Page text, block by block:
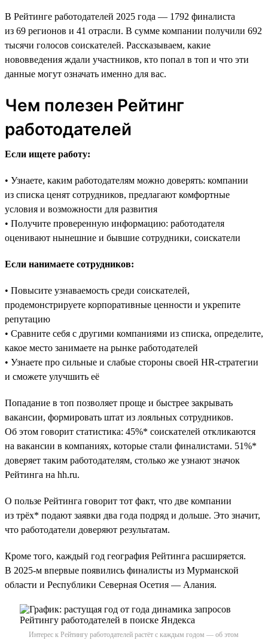
В Рейтинге работодателей 2025 года — 1792 финалиста
из 69 регионов и 41 отрасли. В сумме компании получили 692
тысячи голосов соискателей. Рассказываем, какие
нововведения ждали участников, кто попал в топ и что эти
данные могут означать именно для вас.
Чем полезен Рейтинг
работодателей
Если ищете работу:
• Узнаете, каким работодателям можно доверять: компании
из списка ценят сотрудников, предлагают комфортные
условия и возможности для развития
• Получите проверенную информацию: работодателя
оценивают нынешние и бывшие сотрудники, соискатели
Если нанимаете сотрудников:
• Повысите узнаваемость среди соискателей,
продемонстрируете корпоративные ценности и укрепите
репутацию
• Сравните себя с другими компаниями из списка, определите,
какое место занимаете на рынке работодателей
• Узнаете про сильные и слабые стороны своей HR-стратегии
и сможете улучшить её
Попадание в топ позволяет проще и быстрее закрывать
вакансии, формировать штат из лояльных сотрудников.
Об этом говорит статистика: 45%* соискателей откликаются
на вакансии в компаниях, которые стали финалистами. 51%*
доверяет таким работодателям, столько же узнают значок
Рейтинга на hh.ru.
О пользе Рейтинга говорит тот факт, что две компании
из трёх* подают заявки два года подряд и дольше. Это значит,
что работодатели доверяют результатам.
Кроме того, каждый год география Рейтинга расширяется.
В 2025-м впервые появились финалисты из Мурманской
области и Республики Северная Осетия — Алания.
Интерес к Рейтингу работодателей растёт с каждым годом — об этом